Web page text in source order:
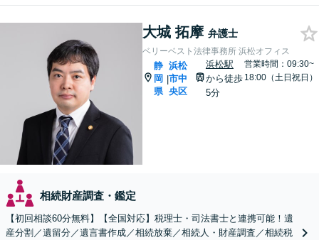
大城 拓摩 弁護士
ベリーベスト法律事務所 浜松オフィス
静
岡
県
|
浜松
市中
央区
浜松駅
から徒歩
5分
営業時間：09:30~
18:00（土日祝日）
相続財産調査・鑑定
【初回相談60分無料】【全国対応】税理士・司法書士と連携可能！遺
産分割／遺留分／遺言書作成／相続放棄／相続人・財産調査／相続税